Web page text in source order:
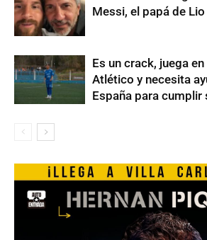
Messi, el papá de Lio
Es un crack, juega
Atlético y necesita
España para cumplir